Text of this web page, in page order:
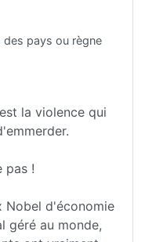
pays ou règne
la violence qui
pas !
Nobel d'économie
géré au monde,